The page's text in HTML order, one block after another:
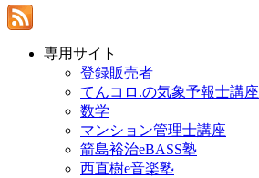
専用サイト
登録販売者
てんコロ.の気象予報士講座
数学
マンション管理士講座
箭島裕治eBASS塾
西直樹e音楽塾